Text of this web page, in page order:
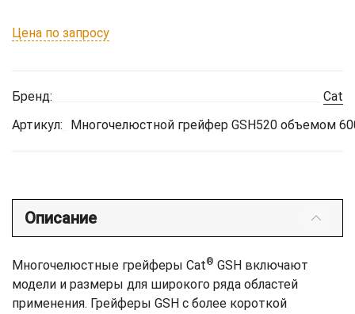
Цена по запросу
Бренд:
Cat
Артикул:
Многочелюстной грейфер GSH520 объемом
Описание
Многочелюстные грейферы Cat® GSH включают
модели и размеры для широкого ряда областей
применения. Грейферы GSH с более короткой